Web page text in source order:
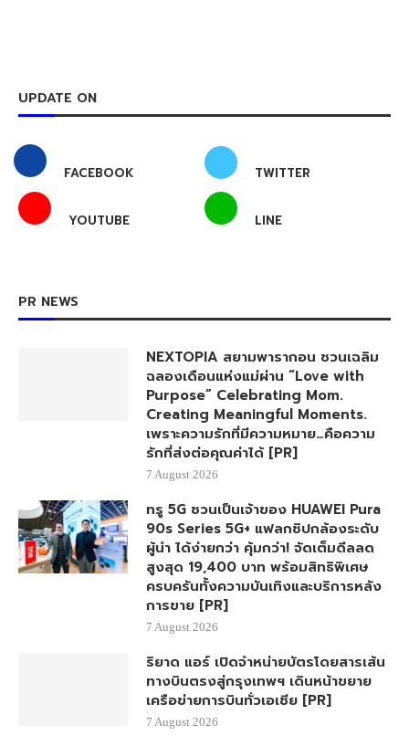
UPDATE ON
FACEBOOK TWITTER
YOUTUBE LINE
PR NEWS
NEXTOPIA สยามพารากอน ชวนเฉลิม
ฉลองเดือนแห่งแม่ผ่าน “Love with
Purpose” Celebrating Mom.
Creating Meaningful Moments.
เพราะความรักที่มีความหมาย…คือความ
รักที่ส่งต่อคุณค่าได้ [PR]
7 August 2026
ทรู 5G ชวนเป็นเจ้าของ HUAWEI Pura
90s Series 5G+ แฟลกชิปกล้องระดับ
ผู้นำ ได้ง่ายกว่า คุ้มกว่า! จัดเต็มดีลลด
สูงสุด 19,400 บาท พร้อมสิทธิพิเศษ
ครบครันทั้งความบันเทิงและบริการหลัง
การขาย [PR]
7 August 2026
ริยาด แอร์ เปิดจำหน่ายบัตรโดยสารเส้น
ทางบินตรงสู่กรุงเทพฯ เดินหน้าขยาย
เครือข่ายการบินทั่วเอเชีย [PR]
7 August 2026